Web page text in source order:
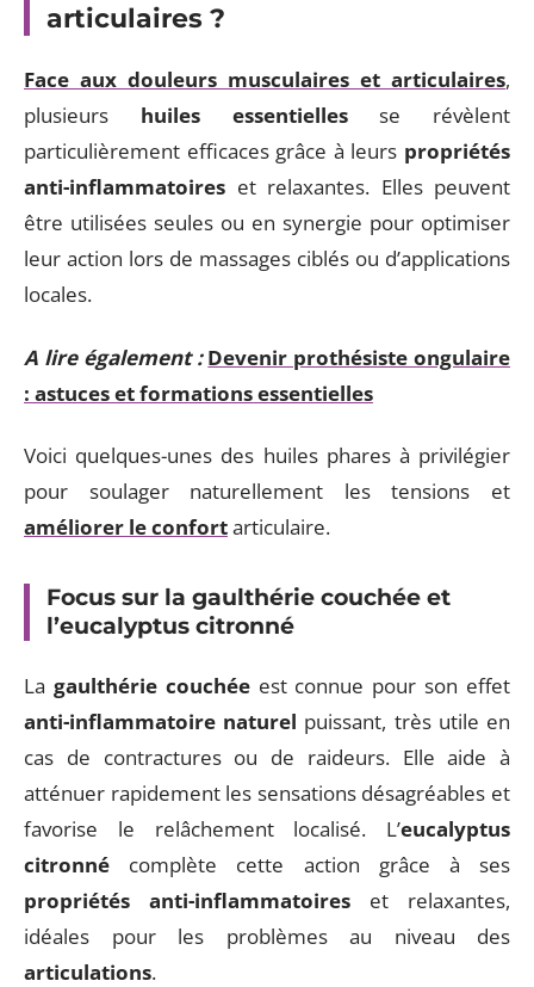
articulaires ?
Face aux douleurs musculaires et articulaires,
plusieurs huiles essentiellesse révèlent
particulièrement efficaces grâce à leurs propriétés
anti-inflammatoires et relaxantes. Elles peuvent
être utilisées seules ou en synergie pour optimiser
leur action lors de massages ciblés ou d’applications
locales.
A lire également : Devenir prothésiste ongulaire
: astuces et formations essentielles
Voici quelques-unes des huiles phares à privilégier
pour soulager naturellement les tensions et
améliorer le confortarticulaire.
Focus sur la gaulthérie couchée et
l’eucalyptus citronné
La gaulthérie couchéeest connue pour son effet
anti-inflammatoire naturel puissant, très utile en
cas de contractures ou de raideurs. Elle aide à
atténuer rapidement les sensations désagréables et
favorise le relâchement localisé. L’eucalyptus
citronné complète cette action grâce à ses
propriétés anti-inflammatoires et relaxantes,
idéales pour les problèmes au niveau des
articulations.